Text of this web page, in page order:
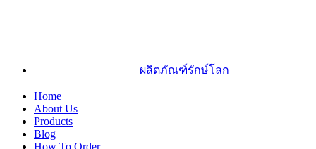
ผลิตภัณฑ์รักษ์โลก
Home
About Us
Products
Blog
How To Order